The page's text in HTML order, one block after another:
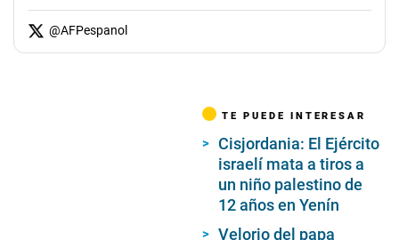
@AFPespanol
TE PUEDE INTERESAR
Cisjordania: El Ejército
israelí mata a tiros a
un niño palestino de
12 años en Yenín
Velorio del papa